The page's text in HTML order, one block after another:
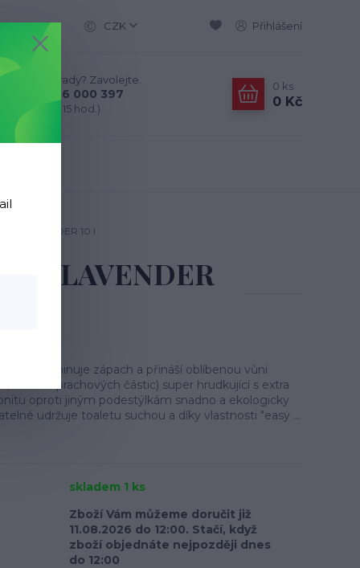
CZK Přihlášení
Nevíte si rady? Zavolejte.
+420 776 000 397
(Po-Pá, 9-15 hod.)
0 ks
0 Kč
LAVENDER 10 l
LAVENDER
eliminuje zápach a přináší oblíbenou vůni
% bez prachových částic) super hrudkující s extra
oproti jiným podestýlkám snadno a ekologicky
udržuje toaletu suchou a díky vlastnosti "easy ...
skladem 1 ks
Zboží Vám můžeme doručit již
11.08.2026 do 12:00. Stačí, když
zboží objednáte nejpozději dnes
do 12:00